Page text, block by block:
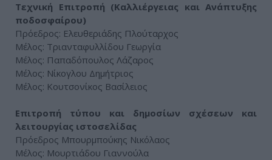
Τεχνική Επιτροπή (Καλλιέργειας και Ανάπτυξης
ποδοσφαίρου)
Πρόεδρος: Ελευθεριάδης Πλούταρχος
Μέλος: Τριανταφυλλίδου Γεωργία
Μέλος: Παπαδόπουλος Λάζαρος
Μέλος: Νίκογλου Δημήτριος
Μέλος: Κουτσονίκος Βασίλειος
Επιτροπή τύπου και δημοσίων σχέσεων και
λειτουργίας ιστοσελίδας
Πρόεδρος Μπουρμπούκης Νικόλαος
Μέλος: Μουρτιάδου Γιαννούλα